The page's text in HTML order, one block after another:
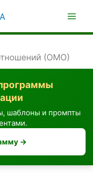
(ОМО)
шаблоны и промпты
→